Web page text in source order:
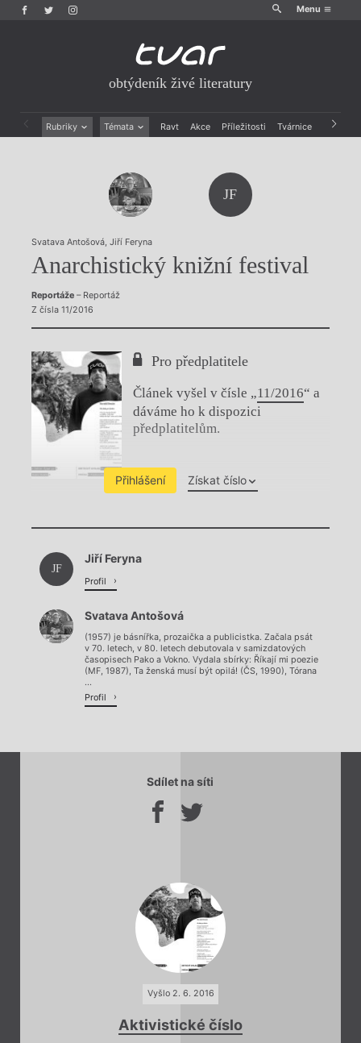
Menu
obtýdeník živé literatury
Rubriky Témata Ravt Akce Příležitosti Tvárnice Archiv
Recenze a reflexe
Historie kolonialismu
JF
Svatava Antošová, Jiří Feryna
Anarchistický knižní festival
Reportáže– Reportáž
Z čísla 11/2016
Pro předplatitele
Článek vyšel v čísle „11/2016“ a
dáváme ho k dispozici
předplatitelům.
Přihlášení Získat číslo
Chviličku.
JF
Jiří Feryna
Profil
Svatava Antošová
(1957) je básnířka, prozaička a publicistka. Začala psát
v 70. letech, v 80. letech debutovala v samizdatových
časopisech Pako a Vokno. Vydala sbírky: Říkají mi poezie
(MF, 1987), Ta ženská musí být opilá! (ČS, 1990), Tórana
...
Profil
Sdílet na síti
Vyšlo 2. 6. 2016
Aktivistické číslo